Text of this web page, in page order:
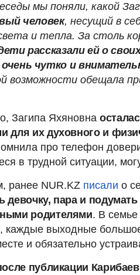
мы поняли, какой
человек, несущий в
и тепла. За столь
рассказали ей о
очень чутко и
возможности обещала
Загипа Яхяновна
для их духовного и
про телефон
в трудной ситуации,
ранее NUR.KZ писали о
девочку, пара и подумать
родителями. В семье
каждые выходные
и обязательно
публикации